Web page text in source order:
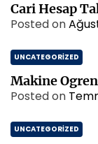
Cari Hesap
Posted on
UNCATEGORIZED
Makine
Posted on
UNCATEGORIZED